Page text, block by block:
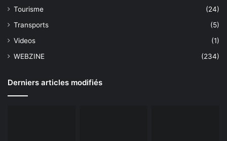
Tourisme
(24)
Transports
(5)
Videos
(1)
WEBZINE
(234)
Derniers articles modifiés